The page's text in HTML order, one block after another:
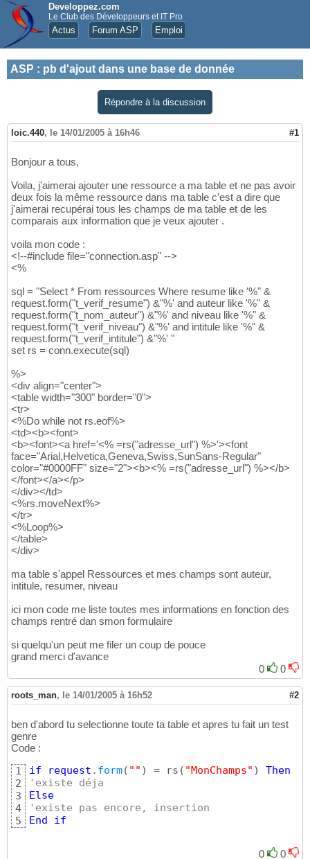
Developpez.com
Le Club des Développeurs et IT Pro
Actus Forum ASP Emploi
ASP : pb d'ajout dans une base de donnée
Répondre à la discussion
loic.440, le 14/01/2005 à 16h46 #1
Bonjour a tous,
Voila, j'aimerai ajouter une ressource a ma table et ne pas avoir
deux fois la même ressource dans ma table c'est a dire que
j'aimerai recupérai tous les champs de ma table et de les
comparais aux information que je veux ajouter .
voila mon code :
<!--#include file="connection.asp" -->
<%
sql = "Select * From ressources Where resume like '%" &
request.form("t_verif_resume") &"%' and auteur like '%" &
request.form("t_nom_auteur") &"%' and niveau like '%" &
request.form("t_verif_niveau") &"%' and intitule like '%" &
request.form("t_verif_intitule") &"%' "
set rs = conn.execute(sql)
%>
<div align="center">
<table width="300" border="0">
<tr>
<%Do while not rs.eof%>
<td><b><font>
<b><font><a href='<% =rs("adresse_url") %>'><font
face="Arial,Helvetica,Geneva,Swiss,SunSans-Regular"
color="#0000FF" size="2"><b><% =rs("adresse_url") %></b>
</font></a></p>
</div></td>
<%rs.moveNext%>
</tr>
<%Loop%>
</table>
</div>
ma table s'appel Ressources et mes champs sont auteur,
intitule, resumer, niveau
ici mon code me liste toutes mes informations en fonction des
champs rentré dan smon formulaire
si quelqu'un peut me filer un coup de pouce
grand merci d'avance
0
0
roots_man, le 14/01/2005 à 16h52 #2
ben d'abord tu selectionne toute ta table et apres tu fait un test
genre
Code :
1
2
3
4
5
if request . form( "" ) = rs ( "MonChamps" )
Then
'existe déja
Else
'existe pas encore, insertion
End
if
0 0